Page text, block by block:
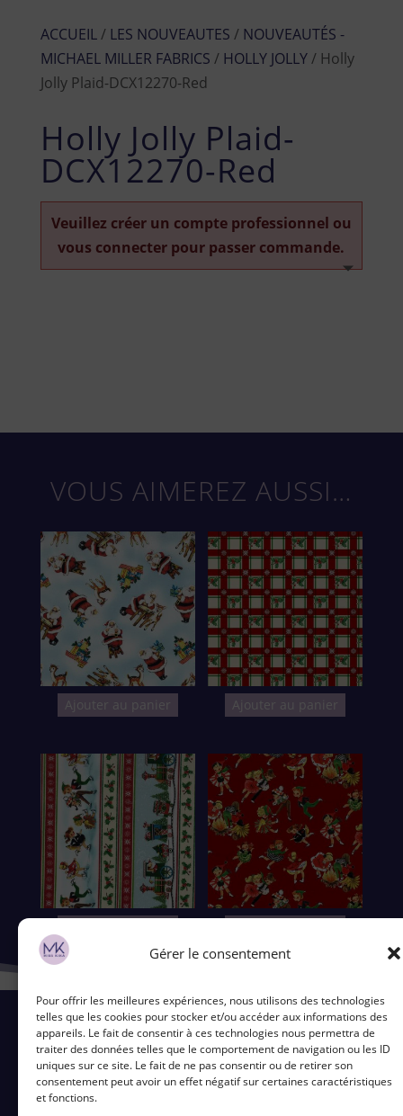
Gérer le consentement
Pour offrir les meilleures expériences, nous utilisons des technologies
telles que les cookies pour stocker et/ou accéder aux informations des
appareils. Le fait de consentir à ces technologies nous permettra de
traiter des données telles que le comportement de navigation ou les ID
uniques sur ce site. Le fait de ne pas consentir ou de retirer son
consentement peut avoir un effet négatif sur certaines caractéristiques
et fonctions.
ACCUEIL/ LES NOUVEAUTES / NOUVEAUTÉS -
MICHAEL MILLER FABRICS / HOLLY JOLLY/ Holly
Jolly Plaid-DCX12270-Red
Holly Jolly Plaid-
DCX12270-Red
Veuillez créer un compte professionnel ou
vous connecter pour passer commande.
VOUS AIMEREZ AUSSI…
Ajouter au panier Ajouter au panier
Contact
5 Bd du Ronceray, 49100 Angers